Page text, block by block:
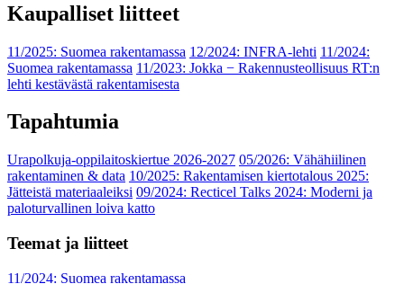
Kaupalliset liitteet
11/2025: Suomea rakentamassa 12/2024: INFRA-lehti 11/2024:
Suomea rakentamassa 11/2023: Jokka − Rakennusteollisuus RT:n
lehti kestävästä rakentamisesta
Tapahtumia
Urapolkuja-oppilaitoskiertue 2026-2027 05/2026: Vähähiilinen
rakentaminen & data 10/2025: Rakentamisen kiertotalous 2025:
Jätteistä materiaaleiksi 09/2024: Recticel Talks 2024: Moderni ja
paloturvallinen loiva katto
Teemat ja liitteet
11/2024: Suomea rakentamassa